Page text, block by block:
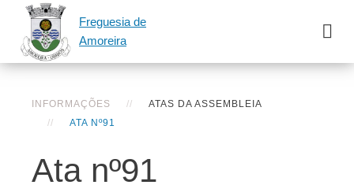
Freguesia de
Amoreira
INFORMAÇÕES
ATAS DA ASSEMBLEIA
ATA Nº91
Ata nº91